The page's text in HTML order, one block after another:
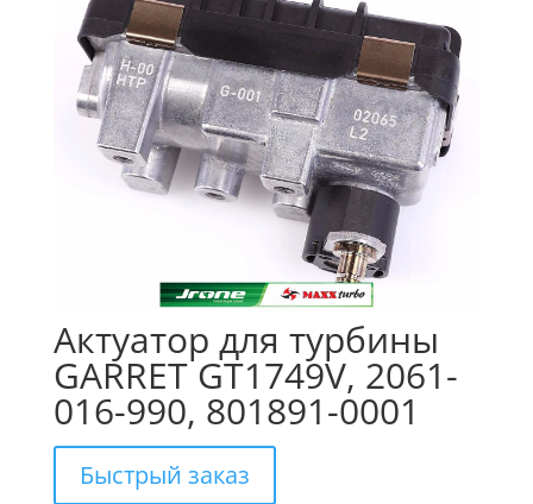
Актуатор для турбины
GARRET GT1749V, 2061-
016-990, 801891-0001
Быстрый заказ